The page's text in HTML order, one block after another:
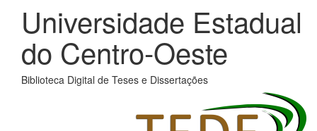
Universidade Estadual
do Centro-Oeste
Biblioteca Digital de Teses e Dissertações